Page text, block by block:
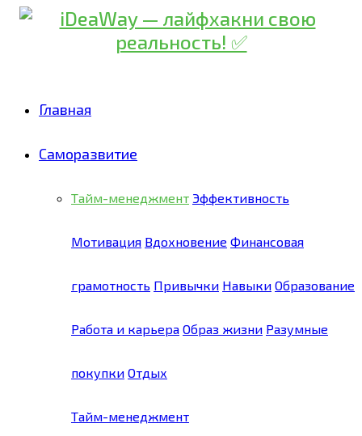
Главная
Саморазвитие
Тайм-менеджмент Эффективность
Мотивация Вдохновение Финансовая
грамотность Привычки Навыки Образование
Работа и карьера Образ жизни Разумные
покупки Отдых
Тайм-менеджмент